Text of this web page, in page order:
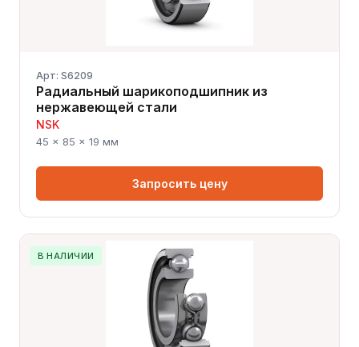
Арт: S6209
Радиальный шарикоподшипник из
нержавеющей стали
NSK
45 × 85 × 19 мм
Запросить цену
В НАЛИЧИИ